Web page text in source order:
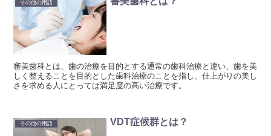
その他の用語
審美歯科とは、歯の治療を目的とする通常の歯科治療と違い、歯を美
しく整えることを目的とした歯科治療のことを指し、仕上がりの美し
さを求める人にとっては満足度の高い治療です。
その他の用語 VDT症候群とは？